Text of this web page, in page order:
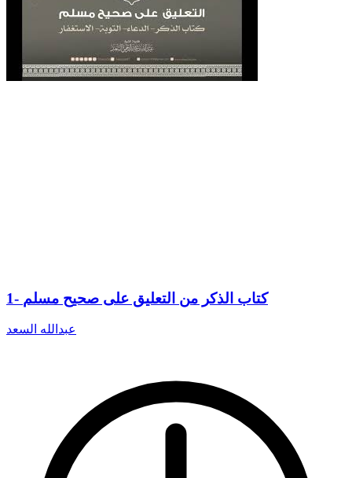
1- كتاب الذكر من التعليق على صحيح مسلم
عبدالله السعد